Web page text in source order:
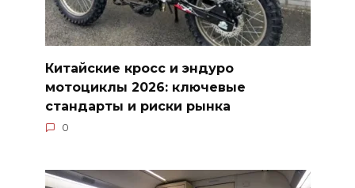
Китайские кросс и эндуро
мотоциклы 2026: ключевые
стандарты и риски рынка
0